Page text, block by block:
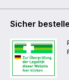
Sicher